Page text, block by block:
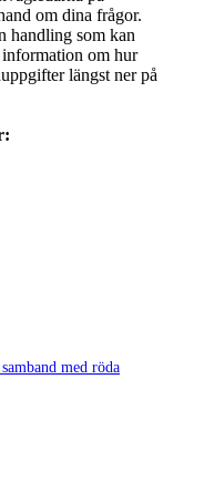
om dina frågor.
handling som kan
om hur
längst ner på
med röda